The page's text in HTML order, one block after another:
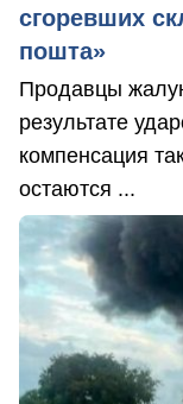
сгоревших
пошта»
Продавцы
результате
компенсация
остаются ...